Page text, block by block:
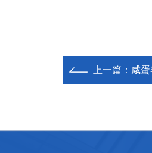
上一篇： 咸